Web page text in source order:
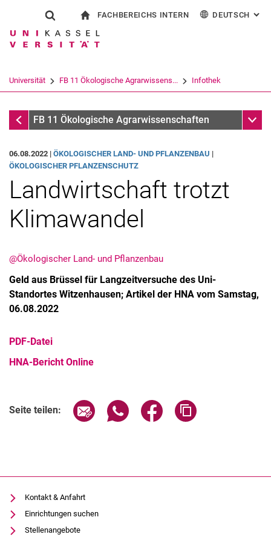
Springe direkt zu: Inhalt
Springe direkt zu: Suche
Springe direkt zu:
Suchformular
Suchbegriff
Suchen (öffnet externen Link in einem
FACHBEREICHS INTERN DEUTSCH :
Universität FB 11 Ökologische Agrarwissens... Infothek
InfothekFB 11 Ökologische Agrarwissenschaften
Jahresberichte
Witzenhausen und der Kolonialismus
06.08.2022 | ÖKOLOGISCHER LAND- UND PFLANZENBAU |
ÖKOLOGISCHER PFLANZENSCHUTZ
Land­wirt­schaft trotzt
Kli­ma­wan­del
@Ökologischer Land- und Pflanzenbau
Geld aus Brüssel für Langzeitversuche des Uni-
Standortes Witzenhausen; Artikel der HNA vom Samstag,
06.08.2022
PDF-Datei
HNA-Bericht Online
Seite teilen: Seite über E-Mail teilen
Seite über WhatsApp teilen
Seite über Facebook
Kontakt & Anfahrt
Einrichtungen suchen
Stellenangebote